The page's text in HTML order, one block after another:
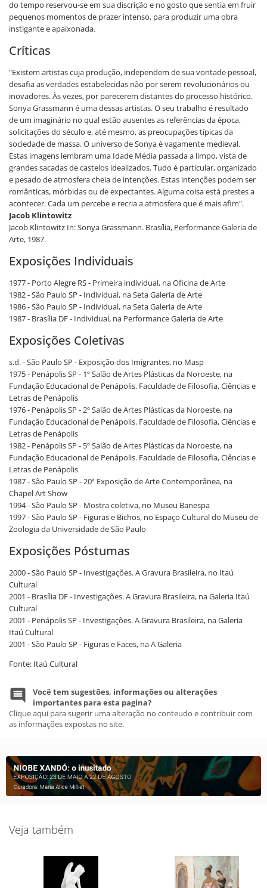
do tempo reservou-se em sua discrição e no gosto que sentia em fruir
pequenos momentos de prazer intenso, para produzir uma obra
instigante e apaixonada.
Críticas
"Existem artistas cuja produção, independem de sua vontade pessoal,
desafia as verdades estabelecidas não por serem revolucionários ou
inovadores. Às vezes, por parecerem distantes do processo histórico.
Sonya Grassmann é uma dessas artistas. O seu trabalho é resultado
de um imaginário no qual estão ausentes as referências da época,
solicitações do século e, até mesmo, as preocupações típicas da
sociedade de massa. O universo de Sonya é vagamente medieval.
Estas imagens lembram uma Idade Média passada a limpo, vista de
grandes sacadas de castelos idealizados. Tudo é particular, organizado
e pesado de atmosfera cheia de intenções. Estas intenções podem ser
românticas, mórbidas ou de expectantes. Alguma coisa está prestes a
acontecer. Cada um percebe e recria a atmosfera que é mais afim".
Jacob Klintowitz
Jacob Klintowitz In: Sonya Grassmann. Brasília, Performance Galeria de
Arte, 1987.
Exposições Individuais
1977 - Porto Alegre RS - Primeira individual, na Oficina de Arte
1982 - São Paulo SP - Individual, na Seta Galeria de Arte
1986 - São Paulo SP - Individual, na Seta Galeria de Arte
1987 - Brasília DF - Individual, na Performance Galeria de Arte
Exposições Coletivas
s.d. - São Paulo SP - Exposição dos Imigrantes, no Masp
1975 - Penápolis SP - 1º Salão de Artes Plásticas da Noroeste, na
Fundação Educacional de Penápolis. Faculdade de Filosofia, Ciências e
Letras de Penápolis
1976 - Penápolis SP - 2º Salão de Artes Plásticas da Noroeste, na
Fundação Educacional de Penápolis. Faculdade de Filosofia, Ciências e
Letras de Penápolis
1982 - Penápolis SP - 5º Salão de Artes Plásticas da Noroeste, na
Fundação Educacional de Penápolis. Faculdade de Filosofia, Ciências e
Letras de Penápolis
1987 - São Paulo SP - 20ª Exposição de Arte Contemporânea, na
Chapel Art Show
1994 - São Paulo SP - Mostra coletiva, no Museu Banespa
1997 - São Paulo SP - Figuras e Bichos, no Espaço Cultural do Museu de
Zoologia da Universidade de São Paulo
Exposições Póstumas
2000 - São Paulo SP - Investigações. A Gravura Brasileira, no Itaú
Cultural
2001 - Brasília DF - Investigações. A Gravura Brasileira, na Galeria Itaú
Cultural
2001 - Penápolis SP - Investigações. A Gravura Brasileira, na Galeria
Itaú Cultural
2001 - São Paulo SP - Figuras e Faces, na A Galeria
Fonte: Itaú Cultural
Você tem sugestões, informações ou alterações
importantes para esta pagina?
Clique aqui para sugerir uma alteração no conteudo e contribuir com
as informações expostas no site.
Veja também